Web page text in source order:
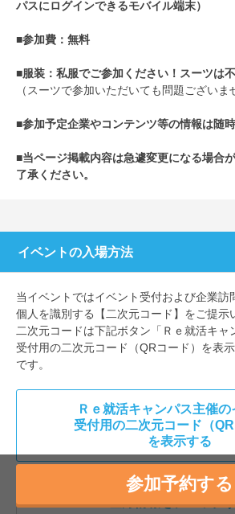
パスにログインできるモバイル端末）
■参加費：無料
■服装：私服でご参加ください！スーツは不
（スーツで参加いただいても問題ございま
■参加予定企業やコンテンツ等の情報は随
■当ページ掲載内容は急遽変更になる場合
了承ください。
イベントの入場方法
当イベントではイベント受付および企業訪
個人を識別する【二次元コード】をご提示
二次元コードは下記ボタン「Ｒｅ就活キャ
受付用の二次元コード（QRコード）を表
です。
Ｒｅ就活キャンパス主催の
受付用の二次元コード（QR
を表示する
登録情報をチェック
参加予約する